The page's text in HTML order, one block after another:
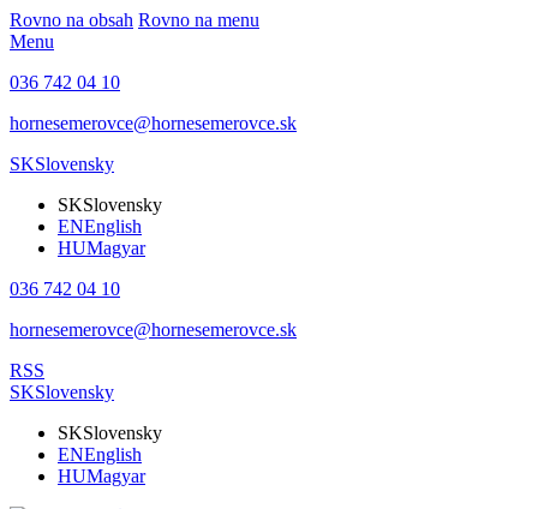
Rovno na obsah Rovno na menu
Menu
036 742 04 10
hornesemerovce@hornesemerovce.sk
SKSlovensky
SKSlovensky
ENEnglish
HUMagyar
036 742 04 10
hornesemerovce@hornesemerovce.sk
RSS
SKSlovensky
SKSlovensky
ENEnglish
HUMagyar